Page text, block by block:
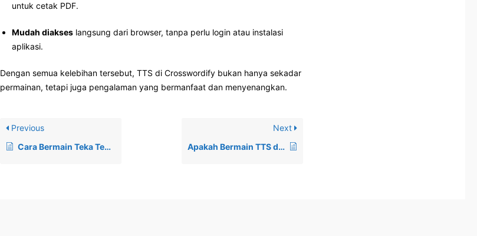
untuk cetak PDF.
Mudah diakses langsung dari browser, tanpa perlu login atau instalasi
aplikasi.
Dengan semua kelebihan tersebut, TTS di Crosswordify bukan hanya sekadar
permainan, tetapi juga pengalaman yang bermanfaat dan menyenangkan.
Previous
Cara Bermain Teka Teki Silang
Next
Apakah Bermain TTS di Crosswordify Mendapat Hadiah Uang Tunai?